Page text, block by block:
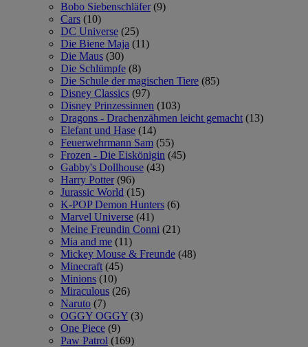
Bobo Siebenschläfer (9)
Cars (10)
DC Universe (25)
Die Biene Maja (11)
Die Maus (30)
Die Schlümpfe (8)
Die Schule der magischen Tiere (85)
Disney Classics (97)
Disney Prinzessinnen (103)
Dragons - Drachenzähmen leicht gemacht (13)
Elefant und Hase (14)
Feuerwehrmann Sam (55)
Frozen - Die Eiskönigin (45)
Gabby's Dollhouse (43)
Harry Potter (96)
Jurassic World (15)
K-POP Demon Hunters (6)
Marvel Universe (41)
Meine Freundin Conni (21)
Mia and me (11)
Mickey Mouse & Freunde (48)
Minecraft (45)
Minions (10)
Miraculous (26)
Naruto (7)
OGGY OGGY (3)
One Piece (9)
Paw Patrol (169)